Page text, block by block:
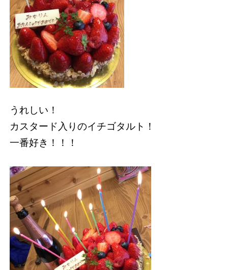
うれしい！
カスタード入りのイチゴタルト！
一番好き！！！